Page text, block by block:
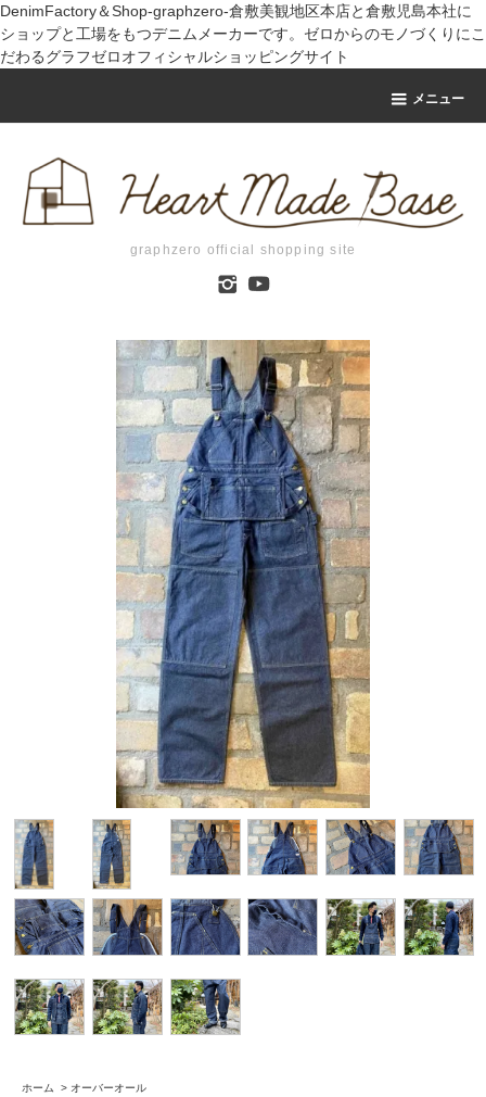
DenimFactory＆Shop-graphzero-倉敷美観地区本店と倉敷児島本社に
ショップと工場をもつデニムメーカーです。ゼロからのモノづくりにこ
だわるグラフゼロオフィシャルショッピングサイト
メニュー
graphzero official shopping site
ホーム > オーバーオール